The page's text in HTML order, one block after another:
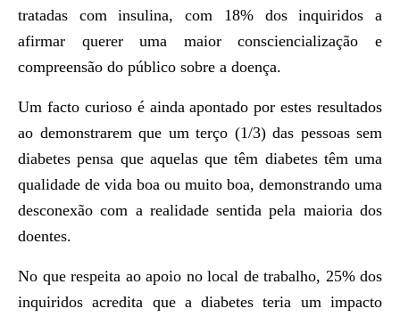
tratadas com insulina, com 18% dos inquiridos a
afirmar querer uma maior consciencialização e
compreensão do público sobre a doença.
Um facto curioso é ainda apontado por estes resultados
ao demonstrarem que um terço (1/3) das pessoas sem
diabetes pensa que aquelas que têm diabetes têm uma
qualidade de vida boa ou muito boa, demonstrando uma
desconexão com a realidade sentida pela maioria dos
doentes.
No que respeita ao apoio no local de trabalho, 25% dos
inquiridos acredita que a diabetes teria um impacto